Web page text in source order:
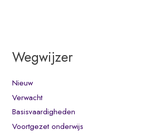
Wegwijzer
Nieuw
Verwacht
Basisvaardigheden
Voortgezet onderwijs